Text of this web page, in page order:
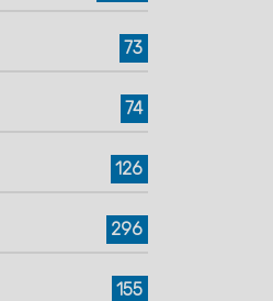
73
74
126
296
155